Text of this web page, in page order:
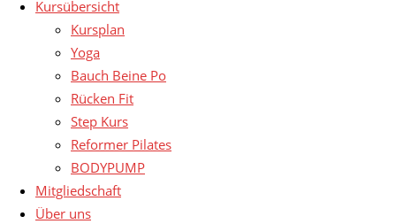
Kursübersicht
Kursplan
Yoga
Bauch Beine Po
Rücken Fit
Step Kurs
Reformer Pilates
BODYPUMP
Mitgliedschaft
Über uns